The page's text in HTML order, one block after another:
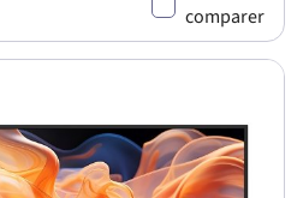
comparer